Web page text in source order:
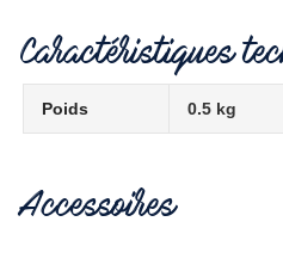
Caractéristiques
Poids 0.5 kg
Accessoires